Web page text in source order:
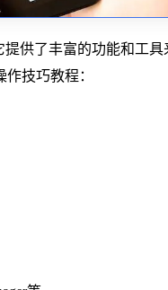
供了丰富的功能和工
技巧教程：